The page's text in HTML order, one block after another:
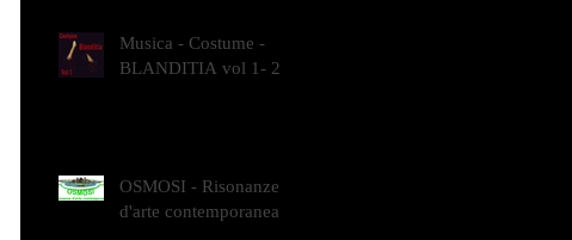
Musica - Costume -
BLANDITIA vol 1- 2
OSMOSI - Risonanze
d'arte contemporanea